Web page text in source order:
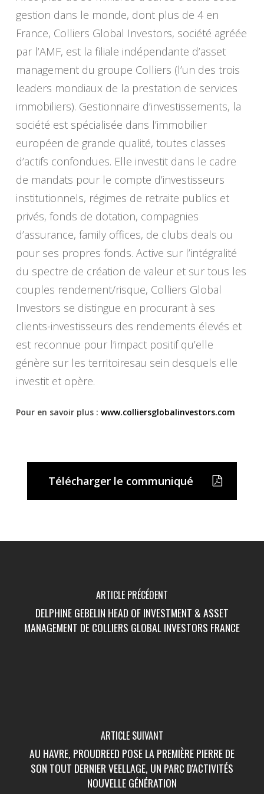
gestion dans le monde, dont plus de 4 en
France, Colliers Global Investors, société agréée
par l’AMF, est la filiale indépendante d’asset
management du groupe Colliers (l’un des trois
leaders mondiaux de la prestation de services
immobiliers). Gestionnaire d’investissements, la
société est spécialisée dans l’immobilier
européen de grande qualité, toutes classes
d’actifs confondues. Elle investit dans le cadre
de mandats pour le compte d’investisseurs
institutionnels, régimes de retraite publics et
privés, fonds de dotation, compagnies
d’assurance, family offices, de clubs deals ou
pour ses propres fonds. Active sur l’intégralité
du spectre de création de valeur et sur tous les
couples rendement/risque, Colliers Global
Investors se distingue en procurant à ses
clients-investisseurs des rendements élevés et
est reconnue pour l’impact positif qu’elle
génère sur les territoiresau sein desquels elle
investit et opère.
Pour en savoir plus : www.colliersglobalinvestors.com
Télécharger le communiqué
ARTICLE PRÉCÉDENT
DELPHINE GEBELIN HEAD OF INVESTMENT & ASSET
MANAGEMENT DE COLLIERS GLOBAL INVESTORS FRANCE
ARTICLE SUIVANT
AU HAVRE, PROUDREED POSE LA PREMIÈRE PIERRE DE
SON TOUT DERNIER VEELLAGE, UN PARC D'ACTIVITÉS
NOUVELLE GÉNÉRATION